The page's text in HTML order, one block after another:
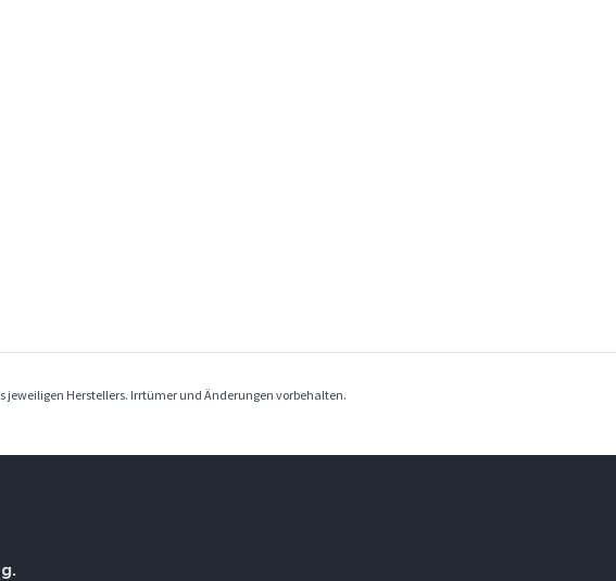
Herstellers. Irrtümer und Änderungen vorbehalten.